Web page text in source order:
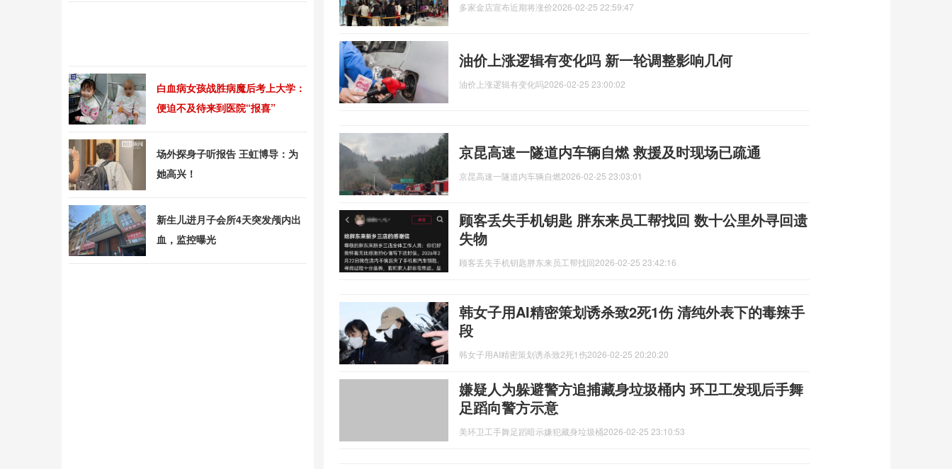
多家金店宣布近期将涨价2026-02-25 22:59:47
油价上涨逻辑有变化吗 新一轮调整影响几何
油价上涨逻辑有变化吗2026-02-25 23:00:02
京昆高速一隧道内车辆自燃 救援及时现场已疏通
京昆高速一隧道内车辆自燃2026-02-25 23:03:01
顾客丢失手机钥匙 胖东来员工帮找回 数十公里外寻回遗
失物
顾客丢失手机钥匙胖东来员工帮找回2026-02-25 23:42:16
韩女子用AI精密策划诱杀致2死1伤 清纯外表下的毒辣手
段
韩女子用AI精密策划诱杀致2死1伤2026-02-25 20:20:20
嫌疑人为躲避警方追捕藏身垃圾桶内 环卫工发现后手舞
足蹈向警方示意
美环卫工手舞足蹈暗示嫌犯藏身垃圾桶2026-02-25 23:10:53
白血病女孩战胜病魔后考上大学：
便迫不及待来到医院“报喜”
场外探身子听报告 王虹博导：为
她高兴！
新生儿进月子会所4天突发颅内出
血，监控曝光